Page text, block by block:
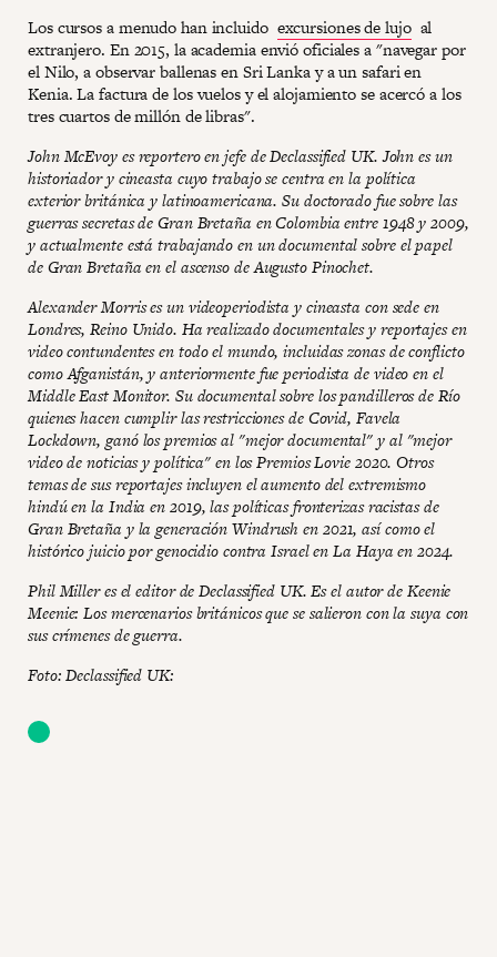
Los cursos a menudo han incluido excursiones de lujoal
extranjero. En 2015, la academia envió oficiales a "navegar por
el Nilo, a observar ballenas en Sri Lanka y a un safari en
Kenia. La factura de los vuelos y el alojamiento se acercó a los
tres cuartos de millón de libras".
John McEvoy es reportero en jefe de Declassified UK. John es un
historiador y cineasta cuyo trabajo se centra en la política
exterior británica y latinoamericana. Su doctorado fue sobre las
guerras secretas de Gran Bretaña en Colombia entre 1948 y 2009,
y actualmente está trabajando en un documental sobre el papel
de Gran Bretaña en el ascenso de Augusto Pinochet.
Alexander Morris es un videoperiodista y cineasta con sede en
Londres, Reino Unido. Ha realizado documentales y reportajes en
video contundentes en todo el mundo, incluidas zonas de conflicto
como Afganistán, y anteriormente fue periodista de video en el
Middle East Monitor. Su documental sobre los pandilleros de Río
quienes hacen cumplir las restricciones de Covid, Favela
Lockdown, ganó los premios al "mejor documental" y al "mejor
video de noticias y política" en los Premios Lovie 2020. Otros
temas de sus reportajes incluyen el aumento del extremismo
hindú en la India en 2019, las políticas fronterizas racistas de
Gran Bretaña y la generación Windrush en 2021, así como el
histórico juicio por genocidio contra Israel en La Haya en 2024.
Phil Miller es el editor de Declassified UK. Es el autor de Keenie
Meenie: Los mercenarios británicos que se salieron con la suya con
sus crímenes de guerra.
Foto: Declassified UK: